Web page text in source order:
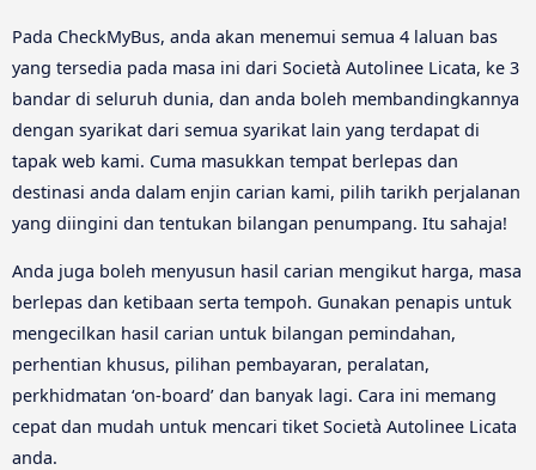
Pada CheckMyBus, anda akan menemui semua 4 laluan bas
yang tersedia pada masa ini dari Società Autolinee Licata, ke 3
bandar di seluruh dunia, dan anda boleh membandingkannya
dengan syarikat dari semua syarikat lain yang terdapat di
tapak web kami. Cuma masukkan tempat berlepas dan
destinasi anda dalam enjin carian kami, pilih tarikh perjalanan
yang diingini dan tentukan bilangan penumpang. Itu sahaja!
Anda juga boleh menyusun hasil carian mengikut harga, masa
berlepas dan ketibaan serta tempoh. Gunakan penapis untuk
mengecilkan hasil carian untuk bilangan pemindahan,
perhentian khusus, pilihan pembayaran, peralatan,
perkhidmatan ‘on-board’ dan banyak lagi. Cara ini memang
cepat dan mudah untuk mencari tiket Società Autolinee Licata
anda.